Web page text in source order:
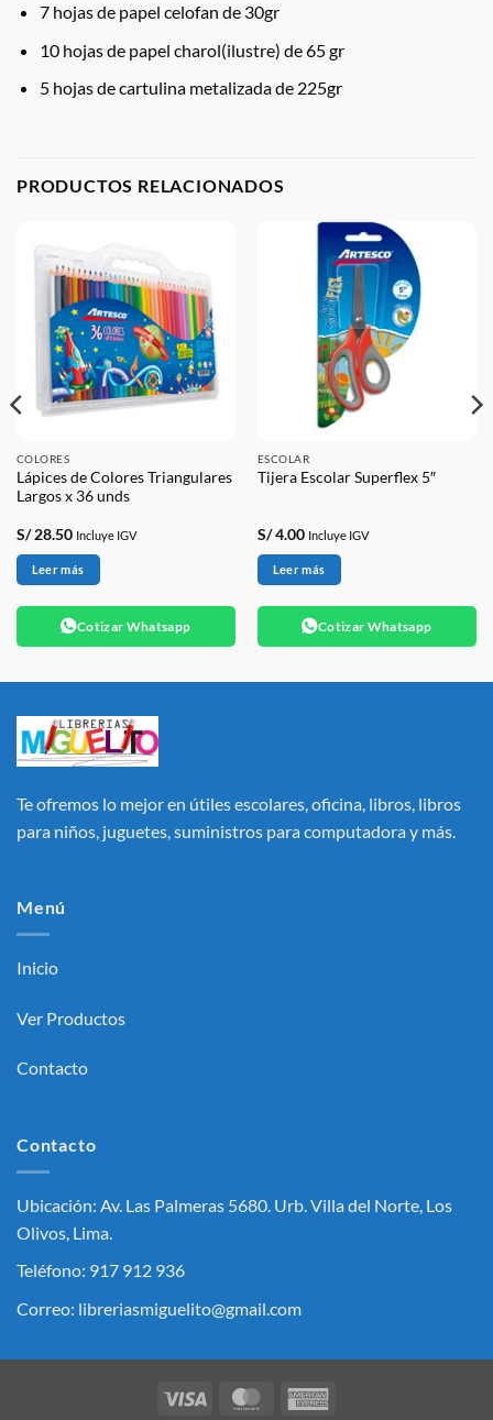
7 hojas de papel celofan de 30gr
10 hojas de papel charol(ilustre) de 65 gr
5 hojas de cartulina metalizada de 225gr
PRODUCTOS RELACIONADOS
COLORES
Lápices de Colores Triangulares
Largos x 36 unds
S/28.50 Incluye IGV
Leer más
Cotizar Whatsapp
ESCOLAR
Tijera Escolar Superflex 5″
S/4.00 Incluye IGV
Leer más
Cotizar Whatsapp
Te ofremos lo mejor en útiles escolares, oficina, libros, libros
para niños, juguetes, suministros para computadora y más.
Menú
Inicio
Ver Productos
Contacto
Contacto
Ubicación: Av. Las Palmeras 5680. Urb. Villa del Norte, Los
Olivos, Lima.
Teléfono: 917 912 936
Correo: libreriasmiguelito@gmail.com
Visa MasterCard